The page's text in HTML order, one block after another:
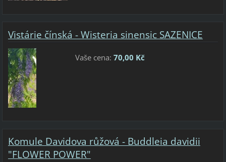
Vistárie čínská - Wisteria sinensic SAZENICE
Vaše cena: 70,00 Kč
Komule Davidova růžová - Buddleia davidii
"FLOWER POWER"